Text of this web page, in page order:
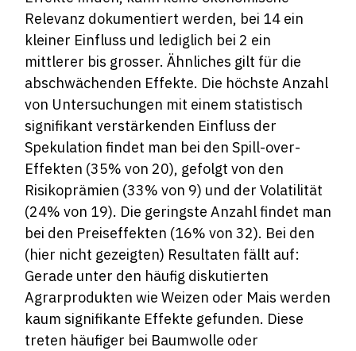
Relevanz dokumentiert werden, bei 14 ein
kleiner Einfluss und lediglich bei 2 ein
mittlerer bis grosser. Ähnliches gilt für die
abschwächenden Effekte. Die höchste Anzahl
von Untersuchungen mit einem statistisch
signifikant verstärkenden Einfluss der
Spekulation findet man bei den Spill-over-
Effekten (35% von 20), gefolgt von den
Risikoprämien (33% von 9) und der Volatilität
(24% von 19). Die geringste Anzahl findet man
bei den Preiseffekten (16% von 32). Bei den
(hier nicht gezeigten) Resultaten fällt auf:
Gerade unter den häufig diskutierten
Agrarprodukten wie Weizen oder Mais werden
kaum signifikante Effekte gefunden. Diese
treten häufiger bei Baumwolle oder